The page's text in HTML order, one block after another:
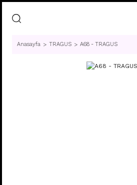
Anasayfa TRAGUS A68 - TRAGUS